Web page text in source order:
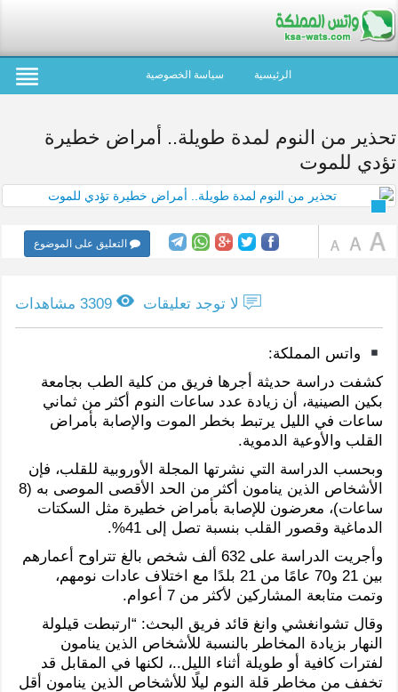
الرئيسية سياسة الخصوصية
تحذير من النوم لمدة طويلة.. أمراض خطيرة
تؤدي للموت
التعليق على الموضوع
لا توجد تعليقات 3309 مشاهدات
واتس المملكة:
كشفت دراسة حديثة أجرها فريق من كلية الطب بجامعة
بكين الصينية، أن زيادة عدد ساعات النوم أكثر من ثماني
ساعات في الليل يرتبط بخطر الموت والإصابة بأمراض
القلب والأوعية الدموية.
وبحسب الدراسة التي نشرتها المجلة الأوروبية للقلب، فإن
الأشخاص الذين ينامون أكثر من الحد الأقصى الموصى به (8
ساعات)، معرضون للإصابة بأمراض خطيرة مثل السكتات
الدماغية وقصور القلب بنسبة تصل إلى 41%.
وأجريت الدراسة على 632 ألف شخص بالغ تتراوح أعمارهم
بين 21 و70 عامًا من 21 بلدًا مع اختلاف عادات نومهم،
وتمت متابعة المشاركين لأكثر من 7 أعوام.
وقال تشوانغشي وانغ قائد فريق البحث: “ارتبطت قيلولة
النهار بزيادة المخاطر بالنسبة للأشخاص الذين ينامون
لفترات كافية أو طويلة أثناء الليل..، لكنها في المقابل قد
تخفف من مخاطر قلة النوم ليلًا للأشخاص الذين ينامون أقل